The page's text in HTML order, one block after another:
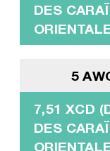
DES
5
7,51 XCD
DES